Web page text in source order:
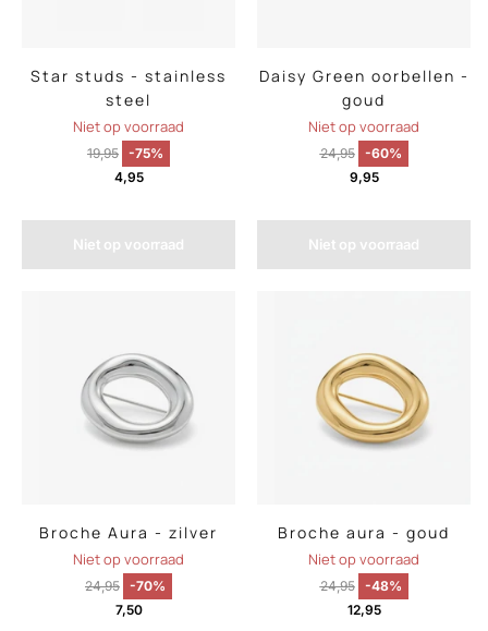
Star studs - stainless
steel
Niet op voorraad
19,95 -75%
4,95
Niet op voorraad
Daisy Green oorbellen -
goud
Niet op voorraad
24,95
-60%
9,95
Niet op voorraad
Broche Aura - zilver
Niet op voorraad
24,95 -70%
7,50
Broche aura - goud
Niet op voorraad
24,95
-48%
12,95